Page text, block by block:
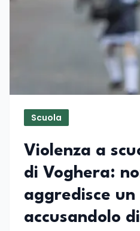
Scuola
Violenza a
di Voghera:
aggredisce un
accusandolo